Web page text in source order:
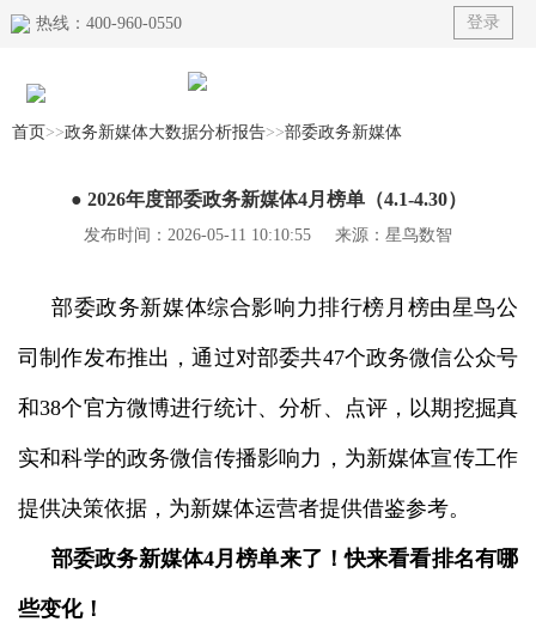
热线：400-960-0550 登录
首页
产品
解决方案
资讯动态
关于我们
首页>>政务新媒体大数据分析报告>>部委政务新媒体
● 2026年度部委政务新媒体4月榜单（4.1-4.30）
发布时间：2026-05-11 10:10:55 来源：星鸟数智
部委政务新媒体综合影响力排行榜月榜由星鸟公
司制作发布推出，通过对部委共47个政务微信公众号
和38个官方微博进行统计、分析、点评，以期挖掘真
实和科学的政务微信传播影响力，为新媒体宣传工作
提供决策依据，为新媒体运营者提供借鉴参考。
部委政务新媒体4月榜单来了！快来看看排名有哪
些变化！